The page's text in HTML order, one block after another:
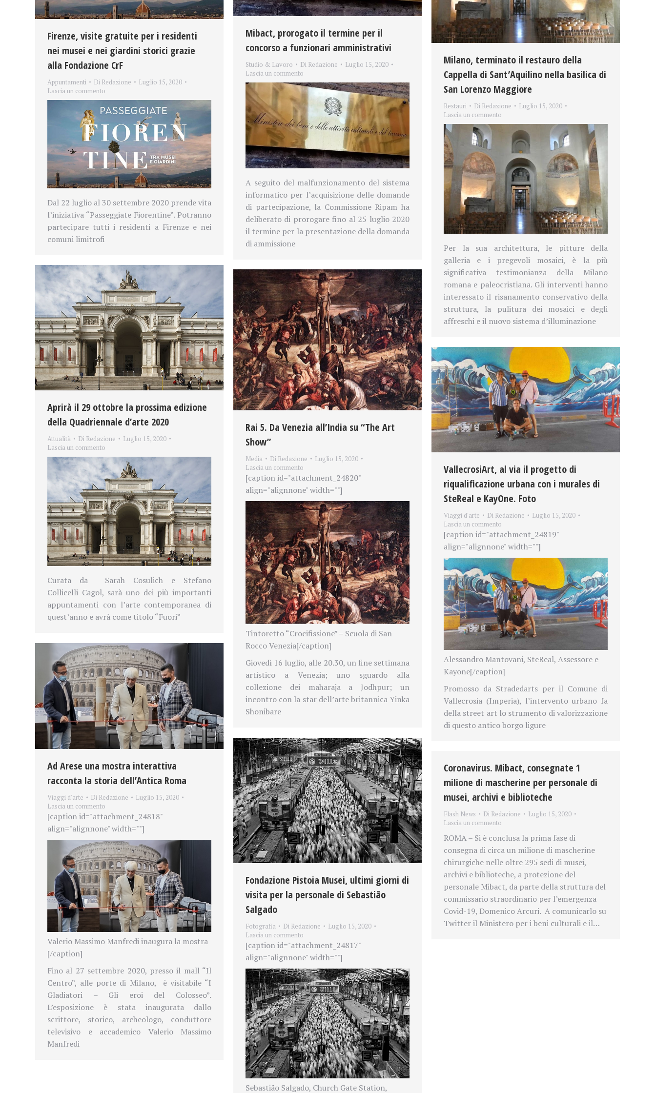
Firenze, visite gratuite per i residenti
nei musei e nei giardini storici grazie
alla Fondazione CrF
Appuntamenti Di Redazione
Luglio 15, 2020
Lascia un commento
Dal 22 luglio al 30 settembre 2020 prende vita
l’iniziativa “Passeggiate Fiorentine”. Potranno
partecipare tutti i residenti a Firenze e nei
comuni limitrofi
Mibact, prorogato il termine per il
concorso a funzionari amministrativi
Studio & Lavoro Di Redazione
Luglio 15, 2020
Lascia un commento
A seguito del malfunzionamento del sistema
informatico per l’acquisizione delle domande
di partecipazione, la Commissione Ripam ha
deliberato di prorogare fino al 25 luglio 2020
il termine per la presentazione della domanda
di ammissione
Milano, terminato il restauro della
Cappella di Sant’Aquilino nella basilica di
San Lorenzo Maggiore
Restauri Di Redazione
Luglio 15, 2020
Lascia un commento
Per la sua architettura, le pitture della
galleria e i pregevoli mosaici, è la più
significativa testimonianza della Milano
romana e paleocristiana. Gli interventi hanno
interessato il risanamento conservativo della
struttura, la pulitura dei mosaici e degli
affreschi e il nuovo sistema d’illuminazione
Aprirà il 29 ottobre la prossima edizione
della Quadriennale d’arte 2020
Attualità Di Redazione
Luglio 15, 2020
Lascia un commento
Curata da Sarah Cosulich e Stefano
Collicelli Cagol, sarà uno dei più importanti
appuntamenti con l’arte contemporanea di
quest’anno e avrà come titolo “Fuori”
Rai 5. Da Venezia all’India su “The Art
Show”
Media Di Redazione
Luglio 15, 2020
Lascia un commento
[caption id="attachment_24820"
align="alignnone" width=""]
Tintoretto “Crocifissione” – Scuola di San
Rocco Venezia[/caption]
Giovedì 16 luglio, alle 20.30, un fine settimana
artistico a Venezia; uno sguardo alla
collezione dei maharaja a Jodhpur; un
incontro con la star dell’arte britannica Yinka
Shonibare
VallecrosiArt, al via il progetto di
riqualificazione urbana con i murales di
SteReal e KayOne. Foto
Viaggi d'arte Di Redazione
Luglio 15, 2020
Lascia un commento
[caption id="attachment_24819"
align="alignnone" width=""]
Alessandro Mantovani, SteReal, Assessore e
Kayone[/caption]
Promosso da Stradedarts per il Comune di
Vallecrosia (Imperia), l’intervento urbano fa
della street art lo strumento di valorizzazione
di questo antico borgo ligure
Ad Arese una mostra interattiva
racconta la storia dell’Antica Roma
Viaggi d'arte Di Redazione
Luglio 15, 2020
Lascia un commento
[caption id="attachment_24818"
align="alignnone" width=""]
Valerio Massimo Manfredi inaugura la mostra
[/caption]
Fino al 27 settembre 2020, presso il mall “Il
Centro”, alle porte di Milano, è visitabile “I
Gladiatori – Gli eroi del Colosseo”.
L’esposizione è stata inaugurata dallo
scrittore, storico, archeologo, conduttore
televisivo e accademico Valerio Massimo
Manfredi
Fondazione Pistoia Musei, ultimi giorni di
visita per la personale di Sebastião
Salgado
Fotografia Di Redazione
Luglio 15, 2020
Lascia un commento
[caption id="attachment_24817"
align="alignnone" width=""]
Sebastião Salgado, Church Gate Station,
Coronavirus. Mibact, consegnate 1
milione di mascherine per personale di
musei, archivi e biblioteche
Flash News Di Redazione
Luglio 15, 2020
Lascia un commento
ROMA – Si è conclusa la prima fase di
consegna di circa un milione di mascherine
chirurgiche nelle oltre 295 sedi di musei,
archivi e biblioteche, a protezione del
personale Mibact, da parte della struttura del
commissario straordinario per l’emergenza
Covid-19, Domenico Arcuri. A comunicarlo su
Twitter il Ministero per i beni culturali e il…